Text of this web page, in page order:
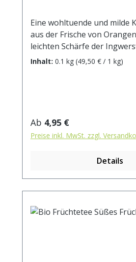
Eine wohltuende und milde
aus der Frische von
leichten Schärfe der
Genuss nicht nur in der kalten
Orangenöl*(2%), natürliches Ingwer-
Aroma(1,5%) . * aus kontrolliert
biologischem Anbau.
Ziehzeit: max.10 min.
Inhalt: 0.1 kg (49,50 € / 1 kg)
Regulärer Preis:
Ab 4,95 €
Preise inkl. MwSt. zzgl.
Details